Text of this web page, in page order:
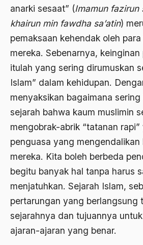
anarki sesaat” (Imamun fazirun
khairun min fawdha sa’atin)
pemaksaan kehendak oleh
mereka. Sebenarnya,
itulah yang sering dirumuskan
Islam” dalam kehidupan.
menyaksikan bagaimana
sejarah bahwa kaum muslimin
mengobrak-abrik “tatanan
penguasa yang mengendalikan
mereka. Kita boleh berbeda
begitu banyak hal tanpa harus
menjatuhkan. Sejarah Islam,
pertarungan yang berlangsung
sejarahnya dan tujuannya
ajaran-ajaran yang benar.
Ali Khomeini
Ali Murtopo
Ali Shariati
Ali Sidikin
Ali Syahbana
Aliran AHmadiyah
Aliran Kepercayaan
Allah
ALmanak
Alternatif Moral
Alternatif Nilai